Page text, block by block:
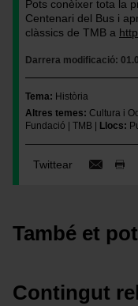
Pots conèixer tota la
Centenari del Bus i
clàssics de TMB a
Darrera modificació
Tema
Història
Altres temes Cultura i
Fundació
TMB Llocs
Twittear
També et
Contingut